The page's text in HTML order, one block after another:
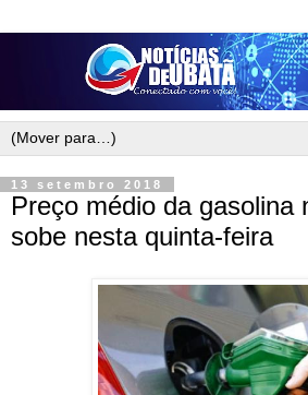
13 setembro 2018
Preço médio da gasolina
sobe nesta quinta-feira